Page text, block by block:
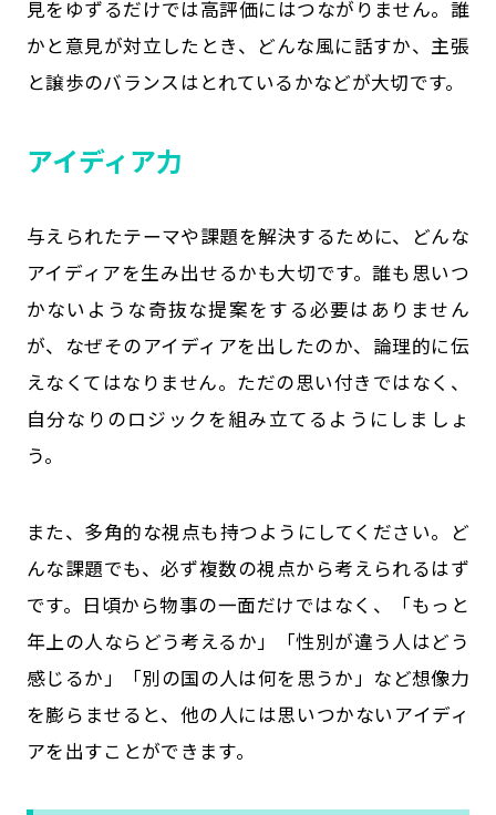
見をゆずるだけでは高評価にはつながりません。誰
かと意見が対立したとき、どんな風に話すか、主張
と譲歩のバランスはとれているかなどが大切です。
アイディア力
与えられたテーマや課題を解決するために、どんな
アイディアを生み出せるかも大切です。誰も思いつ
かないような奇抜な提案をする必要はありません
が、なぜそのアイディアを出したのか、論理的に伝
えなくてはなりません。ただの思い付きではなく、
自分なりのロジックを組み立てるようにしましょ
う。
また、多角的な視点も持つようにしてください。ど
んな課題でも、必ず複数の視点から考えられるはず
です。日頃から物事の一面だけではなく、「もっと
年上の人ならどう考えるか」「性別が違う人はどう
感じるか」「別の国の人は何を思うか」など想像力
を膨らませると、他の人には思いつかないアイディ
アを出すことができます。